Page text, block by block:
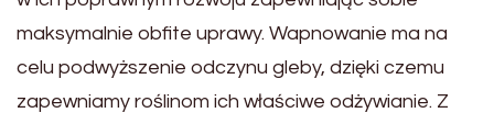
maksymalnie obfite uprawy. Wapnowanie ma na
celu podwyższenie odczynu gleby, dzięki czemu
zapewniamy roślinom ich właściwe odżywianie. Z